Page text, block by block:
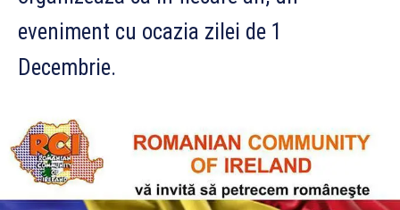
eveniment cu ocazia zilei de 1
Decembrie.